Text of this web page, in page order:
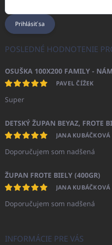
Prihlásiť sa
POSLEDNÉ HODNOTENIE
OSUŠKA 100X200 FAMILY -
PAVEL ČÍŽEK
Super
DETSKÝ ŽUPAN BEYAZ, FROTE
JANA KUBÁČKOVÁ
Doporučujem som nadšená
ŽUPAN FROTE BIELY (400GR)
JANA KUBÁČKOVÁ
Doporučujem som nadšená
INFORMÁCIE PRE VÁS